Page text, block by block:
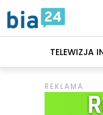
TELEWIZJA